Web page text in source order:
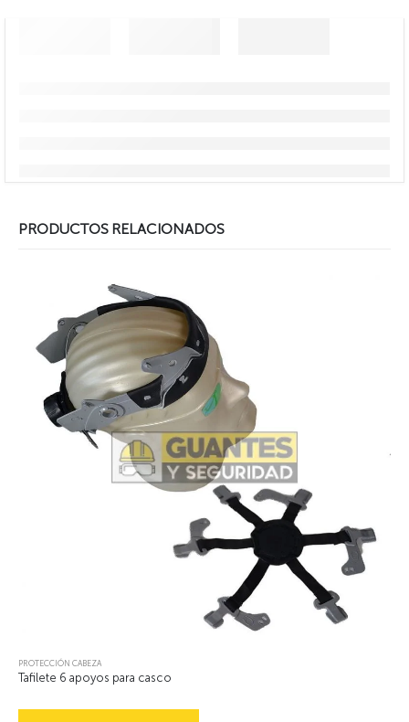
PRODUCTOS RELACIONADOS
PROTECCIÓN CABEZA
Tafilete 6 apoyos para casco